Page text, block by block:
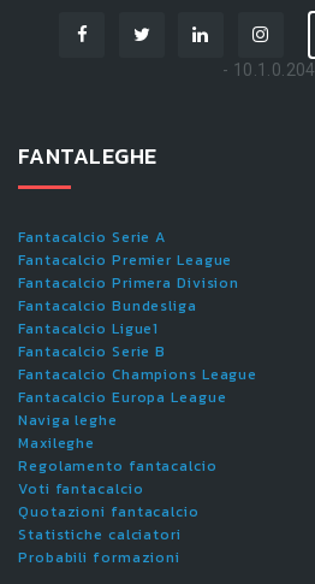
- 10.1.0.204
FANTALEGHE
Fantacalcio Serie A
Fantacalcio Premier League
Fantacalcio Primera Division
Fantacalcio Bundesliga
Fantacalcio Ligue1
Fantacalcio Serie B
Fantacalcio Champions League
Fantacalcio Europa League
Naviga leghe
Maxileghe
Regolamento fantacalcio
Voti fantacalcio
Quotazioni fantacalcio
Statistiche calciatori
Probabili formazioni